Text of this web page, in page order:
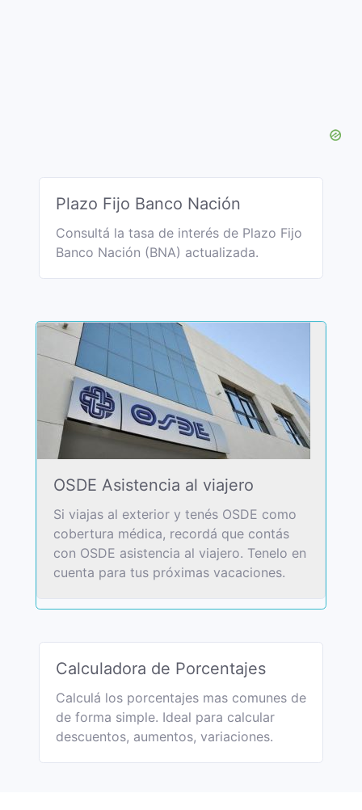
Plazo Fijo Banco Nación
Consultá la tasa de interés de Plazo Fijo
Banco Nación (BNA) actualizada.
OSDE Asistencia al viajero
Si viajas al exterior y tenés OSDE como
cobertura médica, recordá que contás
con OSDE asistencia al viajero. Tenelo en
cuenta para tus próximas vacaciones.
Calculadora de Porcentajes
Calculá los porcentajes mas comunes de
de forma simple. Ideal para calcular
descuentos, aumentos, variaciones.